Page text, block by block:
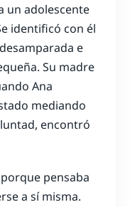
un adolescente
identificó con él
e
Su madre
Ana
mediando
encontró
pensaba
a sí misma.